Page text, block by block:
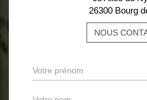
26300 Bourg
NOUS